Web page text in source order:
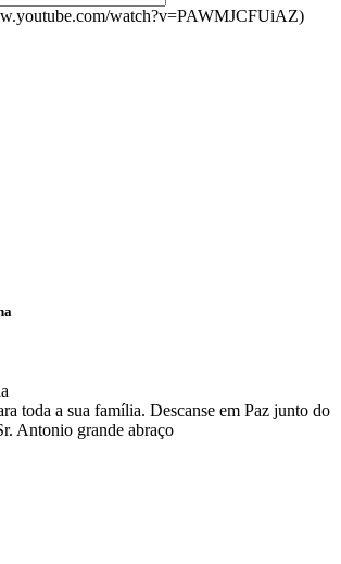
watch?v=PAWMJCFUiAZ)
toda a sua família. Descanse em Paz junto do
Antonio grande abraço